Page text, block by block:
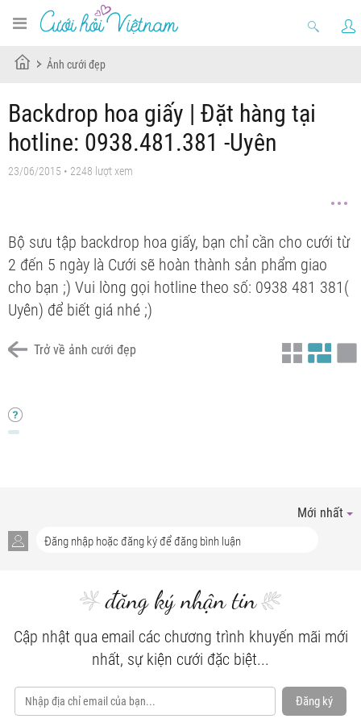
Ảnh cưới đẹp
Backdrop hoa giấy | Đặt hàng tại
hotline: 0938.481.381 -Uyên
23/06/2015 • 2248 lượt xem
Bộ sưu tập backdrop hoa giấy, bạn chỉ cần cho cưới từ
2 đến 5 ngày là Cưới sẽ hoàn thành sản phẩm giao
cho bạn ;) Vui lòng gọi hotline theo số: 0938 481 381(
Uyên) để biết giá nhé ;)
Trở về ảnh cưới đẹp
Hoa giấy hồng đỏ
Hoa giấy
Mẫu đơn
Backdrop hoa giấy 1
Backdrop hoa giấy 2
backdrop hoa giấy 3
Hoa giấy 1
backdrop hoa giấy 4
hoa giấy 2
hoa giấy 3
hoa giấy 4
Hoa giấy 5
Hoa giấy 6
Hoa giấy 7
Hoa giấy 8
Mới nhất
đăng ký nhận tin
Cập nhật qua email các chương trình khuyến mãi mới
nhất, sự kiện cưới đặc biệt...
Đăng ký